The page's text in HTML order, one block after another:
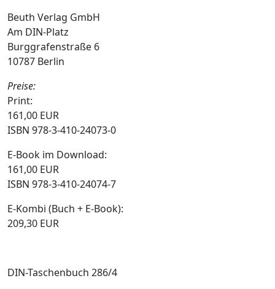
Beuth Verlag GmbH
Am DIN-Platz
Burggrafenstraße 6
10787 Berlin
Preise:
Print:
161,00 EUR
ISBN 978-3-410-24073-0
E-Book im Download:
161,00 EUR
ISBN 978-3-410-24074-7
E-Kombi (Buch + E-Book):
209,30 EUR
DIN-Taschenbuch 286/4